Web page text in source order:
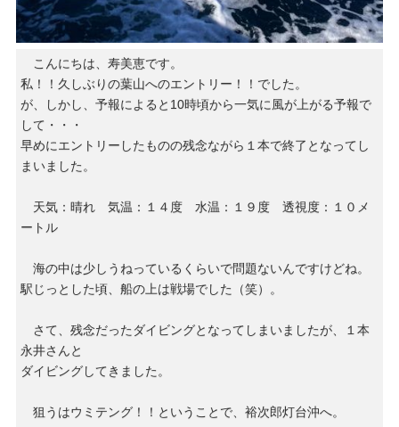
こんにちは、寿美恵です。
私！！久しぶりの葉山へのエントリー！！でした。
が、しかし、予報によると10時頃から一気に風が上がる予報で
して・・・
早めにエントリーしたものの残念ながら１本で終了となってし
まいました。
天気：晴れ 気温：１４度 水温：１９度 透視度：１０メ
ートル
海の中は少しうねっているくらいで問題ないんですけどね。
駅じっとした頃、船の上は戦場でした（笑）。
さて、残念だったダイビングとなってしまいましたが、１本
永井さんと
ダイビングしてきました。
狙うはウミテング！！ということで、裕次郎灯台沖へ。